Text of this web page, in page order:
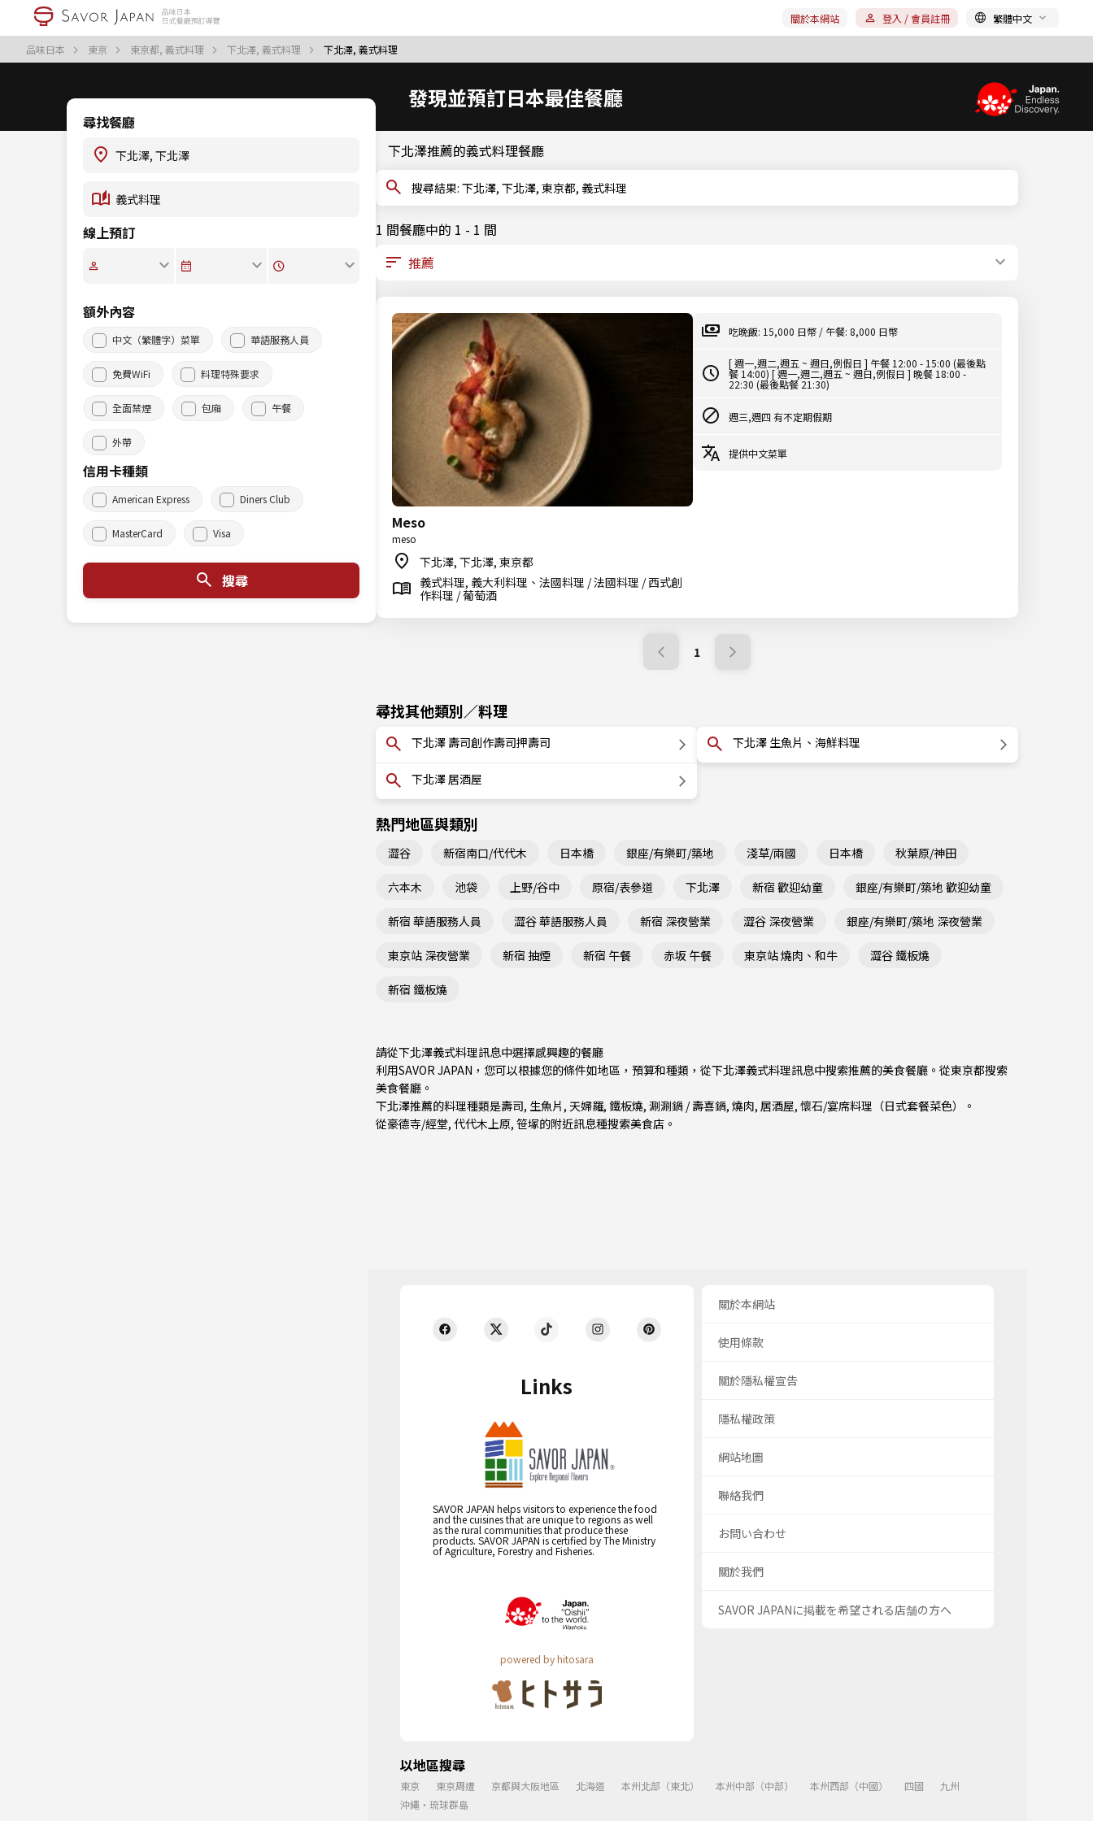
品味日本 東京 東京都, 義式料理 下北澤, 義式料理 下北澤, 義式料理
關於本網站 登入 / 會員註冊 繁體中文
發現並預訂日本最佳餐廳
尋找餐廳
線上預訂
額外內容
中文（繁體字）菜單 華語服務人員
免費WiFi 料理特殊要求
全面禁煙 包廂 午餐
外帶
信用卡種類
American Express Diners Club
MasterCard Visa
搜尋
下北澤推薦的義式料理餐廳
搜尋結果: 下北澤, 下北澤, 東京都, 義式料理
1 間餐廳中的 1 - 1 間
Meso
meso
下北澤, 下北澤, 東京都
義式料理, 義大利料理、法國料理 / 法國料理 / 西式創
作料理 / 葡萄酒
吃晚飯: 15,000 日幣 / 午餐: 8,000 日幣
[ 週一,週二,週五 ~ 週日,例假日 ] 午餐 12:00 - 15:00 (最後點
餐 14:00) [ 週一,週二,週五 ~ 週日,例假日 ] 晚餐 18:00 -
22:30 (最後點餐 21:30)
週三,週四 有不定期假期
提供中文菜單
1
尋找其他類別／料理
下北澤 壽司創作壽司押壽司
下北澤 居酒屋
下北澤 生魚片、海鮮料理
熱門地區與類別
澀谷 新宿南口/代代木 日本橋 銀座/有樂町/築地 淺草/兩國 日本橋 秋葉原/神田
六本木 池袋 上野/谷中 原宿/表參道 下北澤 新宿 歡迎幼童 銀座/有樂町/築地 歡迎幼童
新宿 華語服務人員 澀谷 華語服務人員 新宿 深夜營業 澀谷 深夜營業 銀座/有樂町/築地 深夜營業
東京站 深夜營業 新宿 抽煙 新宿 午餐 赤坂 午餐 東京站 燒肉、和牛 澀谷 鐵板燒
新宿 鐵板燒
請從下北澤義式料理訊息中選擇感興趣的餐廳
利用SAVOR JAPAN，您可以根據您的條件如地區，預算和種類，從下北澤義式料理訊息中搜索推薦的美食餐廳。從東京都搜索
美食餐廳。
下北澤推薦的料理種類是壽司, 生魚片 , 天婦羅, 鐵板燒, 涮涮鍋 / 壽喜鍋, 燒肉, 居酒屋, 懷石/宴席料理（日式套餐菜色）
。
從豪德寺/經堂, 代代木上原, 笹塚的附近訊息種搜索美食店。
Links
SAVOR JAPAN helps visitors to experience the food
and the cuisines that are unique to regions as well
as the rural communities that produce these
products. SAVOR JAPAN is certified by The Ministry
of Agriculture, Forestry and Fisheries.
powered by hitosara
關於本網站
使用條款
關於隱私權宣告
隱私權政策
網站地圖
聯絡我們
お問い合わせ
關於我們
SAVOR JAPANに掲載を希望される店舗の方へ
以地區搜尋
東京 東京周遭 京都與大阪地區 北海道 本州北部（東北） 本州中部（中部） 本州西部（中國） 四國
九州
沖繩・琉球群島